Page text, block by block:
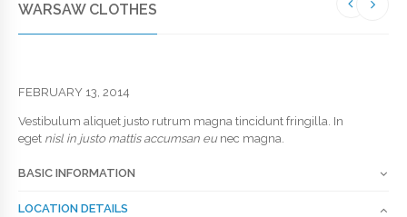
WARSAW CLOTHES
FEBRUARY 13, 2014
Vestibulum aliquet justo rutrum magna tincidunt fringilla. In
eget nisl in justo mattis accumsan eunec magna.
BASIC INFORMATION
LOCATION DETAILS